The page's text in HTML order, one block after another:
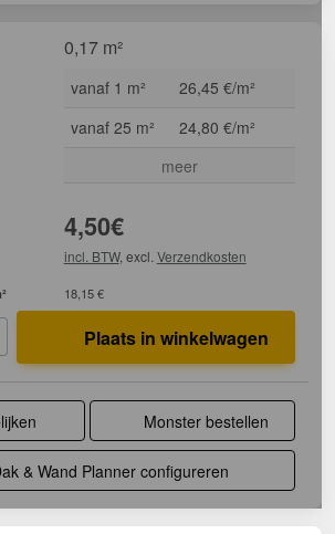
0,17 m²
vanaf 1 m²
26,45 €/m²
vanaf 25 m²
24,80 €/m²
meer
4,50€
incl. BTW, excl. Verzendkosten
18,15 €
Plaats in winkelwagen
Monster bestellen
& Wand Planner configureren